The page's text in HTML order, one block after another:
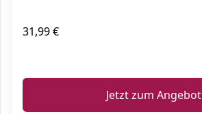
31,99 €
Jetzt zum Angebot